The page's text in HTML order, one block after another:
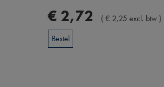
€ 2,72 (€ 2,25 excl. btw )
Bestel